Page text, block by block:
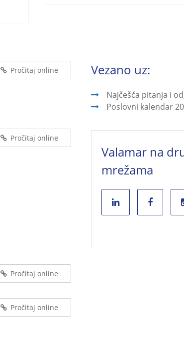
Pročitaj online
Pročitaj online
Pročitaj online
Pročitaj online
Vezano uz:
Najčešća pitanja i
Poslovni kalendar
Valamar na
mrežama